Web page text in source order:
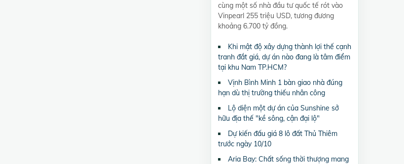
cùng một số nhà đầu tư quốc tế rót vào
Vinpearl 255 triệu USD, tương đương
khoảng 6.700 tỷ đồng.
Khi mật độ xây dựng thành lợi thế cạnh
tranh đắt giá, dự án nào đang là tâm điểm
tại khu Nam TP.HCM?
Vịnh Bình Minh 1 bàn giao nhà đúng
hạn dù thị trường thiếu nhân công
Lộ diện một dự án của Sunshine sở
hữu địa thế "kề sông, cận đại lộ"
Dự kiến đấu giá 8 lô đất Thủ Thiêm
trước ngày 10/10
Aria Bay: Chất sống thời thượng mang